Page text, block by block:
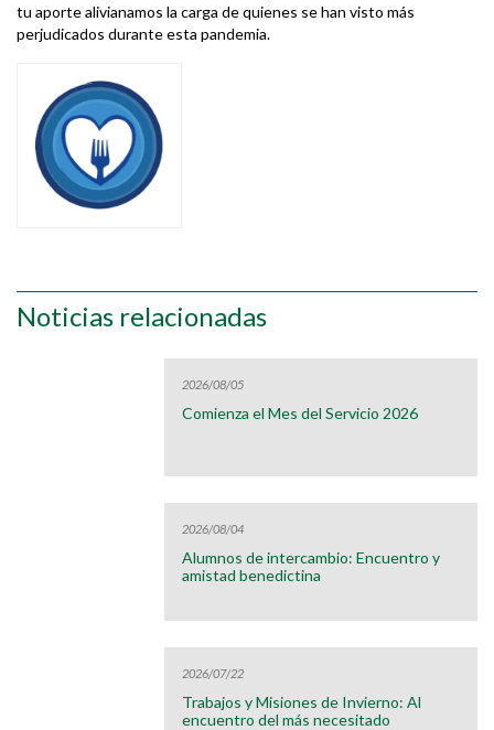
tu aporte alivianamos la carga de quienes se han visto más
perjudicados durante esta pandemia.
Noticias relacionadas
2026/08/05
Comienza el Mes del Servicio 2026
2026/08/04
Alumnos de intercambio: Encuentro y
amistad benedictina
2026/07/22
Trabajos y Misiones de Invierno: Al
encuentro del más necesitado